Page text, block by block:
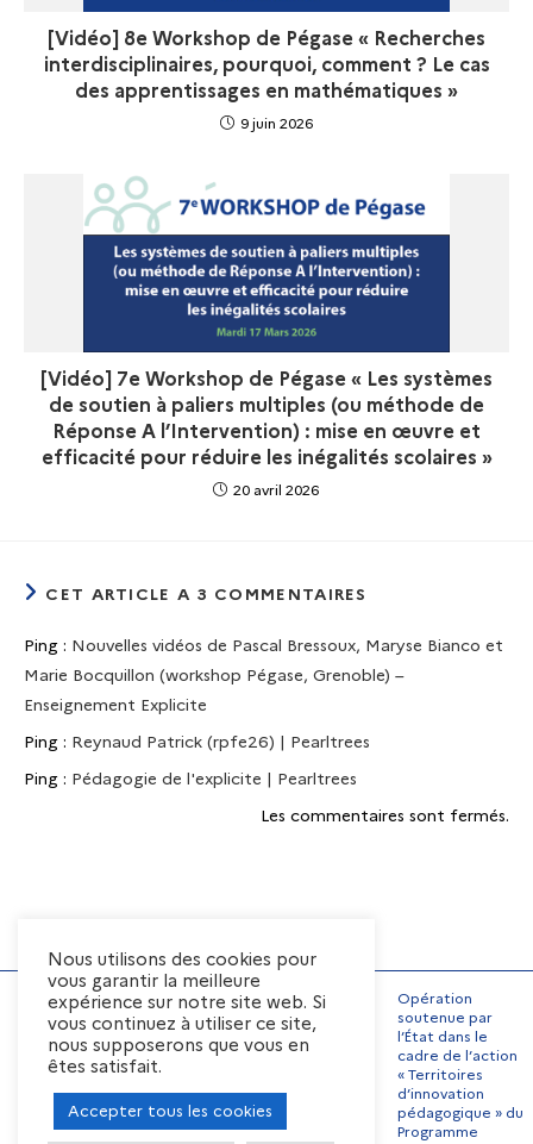
[Vidéo] 8e Workshop de Pégase « Recherches
interdisciplinaires, pourquoi, comment ? Le cas
des apprentissages en mathématiques »
9 juin 2026
[Vidéo] 7e Workshop de Pégase « Les systèmes
de soutien à paliers multiples (ou méthode de
Réponse A l’Intervention) : mise en œuvre et
efficacité pour réduire les inégalités scolaires »
20 avril 2026
CET ARTICLE A 3 COMMENTAIRES
Ping : Nouvelles vidéos de Pascal Bressoux, Maryse Bianco et
Marie Bocquillon (workshop Pégase, Grenoble) –
Enseignement Explicite
Ping : Reynaud Patrick (rpfe26) | Pearltrees
Ping : Pédagogie de l'explicite | Pearltrees
Les commentaires sont fermés.
Mentions Légales
d’utilisation
Préférences de cookies
Opération
soutenue par
l’État dans le
cadre de l’action
« Territoires
d’innovation
pédagogique » du
Programme
Nous utilisons des cookies pour
vous garantir la meilleure
expérience sur notre site web. Si
vous continuez à utiliser ce site,
nous supposerons que vous en
êtes satisfait.
Accepter tous les cookies